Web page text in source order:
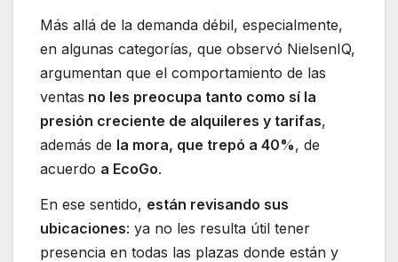
Más allá de la demanda débil, especialmente,
en algunas categorías, que observó NielsenIQ,
argumentan que el comportamiento de las
ventas no les preocupa tanto como sí la
presión creciente de alquileres y tarifas,
además de la mora, que trepó a 40%, de
acuerdo a EcoGo.
En ese sentido, están revisando sus
ubicaciones: ya no les resulta útil tener
presencia en todas las plazas donde están y